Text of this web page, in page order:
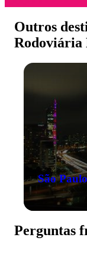
Outros
Rodoviária
São
Perguntas